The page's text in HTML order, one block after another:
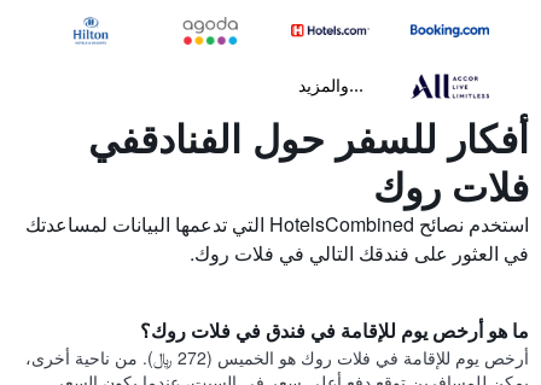
...والمزيد
أفكار للسفر حول الفنادقفي
فلات روك
استخدم نصائح HotelsCombined التي تدعمها البيانات لمساعدتك
في العثور على فندقك التالي في فلات روك.
ما هو أرخص يوم للإقامة في فندق في فلات روك؟
أرخص يوم للإقامة في فلات روك هو الخميس (272 ﷼). من ناحية أخرى،